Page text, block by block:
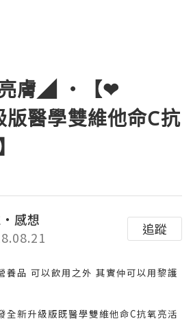
膚◢ ‧【❤
醫學雙維他命C抗
感想
追蹤
養品 可以飲用之外 其實仲可以用黎護
新升級版既醫學雙維他命C抗氧亮活